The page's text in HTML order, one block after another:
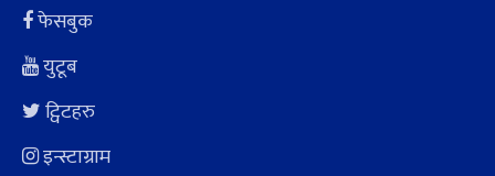
फेसबुक
युटूब
ट्विटहरु
इन्स्टाग्राम